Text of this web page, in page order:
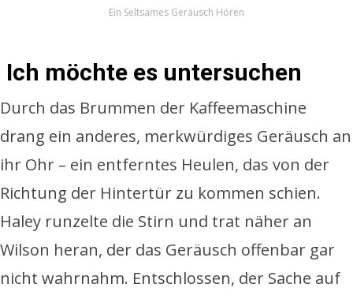
Ein Seltsames Geräusch Hören
Ich möchte es untersuchen
Durch das Brummen der Kaffeemaschine
drang ein anderes, merkwürdiges Geräusch an
ihr Ohr – ein entferntes Heulen, das von der
Richtung der Hintertür zu kommen schien.
Haley runzelte die Stirn und trat näher an
Wilson heran, der das Geräusch offenbar gar
nicht wahrnahm. Entschlossen, der Sache auf